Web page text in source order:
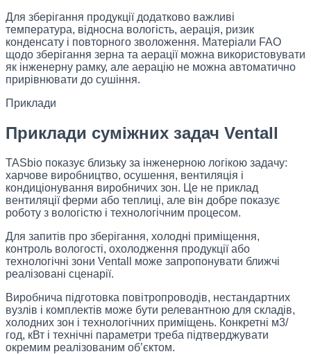
Для зберігання продукції додатково важливі
температура, відносна вологість, аерація, ризик
конденсату і повторного зволоження. Матеріали FAO
щодо зберігання зерна та аерації можна використовувати
як інженерну рамку, але аерацію не можна автоматично
прирівнювати до сушіння.
Приклади
Приклади суміжних задач Ventall
TASbio показує близьку за інженерною логікою задачу:
харчове виробництво, осушення, вентиляція і
кондиціонування виробничих зон. Це не приклад
вентиляції ферми або теплиці, але він добре показує
роботу з вологістю і технологічним процесом.
Для запитів про зберігання, холодні приміщення,
контроль вологості, охолодження продукції або
технологічні зони Ventall може запропонувати ближчі
реалізовані сценарії.
Виробнича підготовка повітропроводів, нестандартних
вузлів і комплектів може бути релевантною для складів,
холодних зон і технологічних приміщень. Конкретні м3/
год, кВт і технічні параметри треба підтверджувати
окремим реалізованим об’єктом.